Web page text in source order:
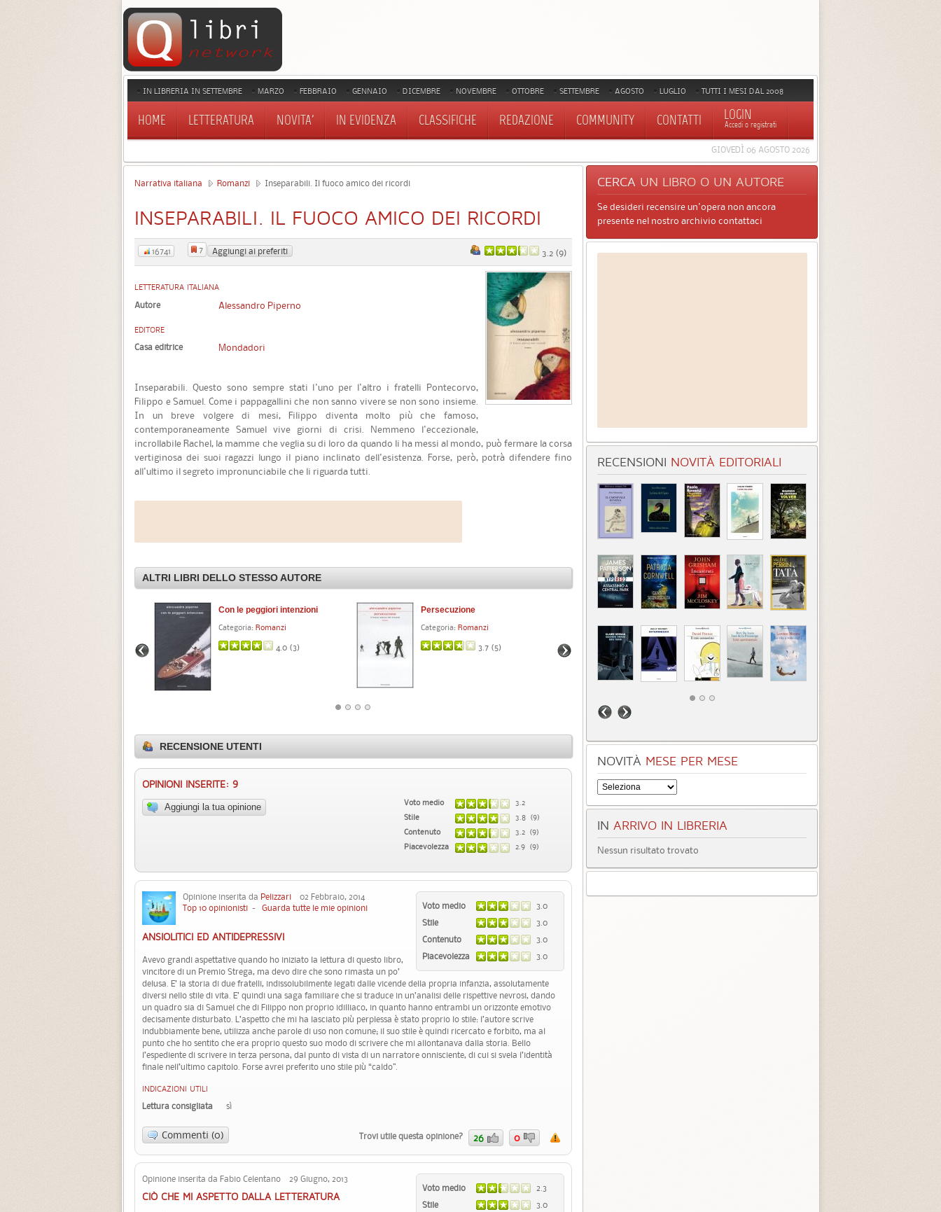
IN LIBRERIA IN SETTEMBRE MARZO FEBBRAIO GENNAIO DICEMBRE NOVEMBRE OTTOBRE SETTEMBRE AGOSTO LUGLIO TUTTI I MESI DAL 2008
HOME LETTERATURA NOVITA' IN EVIDENZA CLASSIFICHE REDAZIONE COMMUNITY CONTATTI LOGIN
Accedi o registrati
GIOVEDÌ 06 AGOSTO 2026
Narrativa italiana Romanzi Inseparabili. Il fuoco amico dei ricordi
INSEPARABILI. IL FUOCO AMICO DEI RICORDI
3.2 (9)
16741 7 Aggiungi ai preferiti
LETTERATURA ITALIANA
Autore Alessandro Piperno
EDITORE
Casa editrice Mondadori
Inseparabili. Questo sono sempre stati l'uno per l'altro i fratelli Pontecorvo,
Filippo e Samuel. Come i pappagallini che non sanno vivere se non sono insieme.
In un breve volgere di mesi, Filippo diventa molto più che famoso,
contemporaneamente Samuel vive giorni di crisi. Nemmeno l'eccezionale,
incrollabile Rachel, la mamme che veglia su di loro da quando li ha messi al mondo, può fermare la corsa
vertiginosa dei suoi ragazzi lungo il piano inclinato dell'esistenza. Forse, però, potrà difendere fino
all'ultimo il segreto impronunciabile che li riguarda tutti.
ALTRI LIBRI DELLO STESSO AUTORE
Con le peggiori intenzioni
Categoria: Romanzi
4.0 (3)
Persecuzione
Categoria: Romanzi
3.7 (5)
Dove la storia finisce
Categoria:Romanzi
4.5
3.8 (
5)
RECENSIONE UTENTI
OPINIONI INSERITE: 9
Aggiungi la tua opinione Voto medio
3.2
Stile
3.8 (9)
Contenuto
3.2 (9)
Piacevolezza
2.9 (9)
Voto medio
3.0
Stile
3.0
Contenuto
3.0
Piacevolezza
3.0
Opinione inserita da Pelizzari 02 Febbraio, 2014
Top 10 opinionisti - Guarda tutte le mie opinioni
ANSIOLITICI ED ANTIDEPRESSIVI
Avevo grandi aspettative quando ho iniziato la lettura di questo libro,
vincitore di un Premio Strega, ma devo dire che sono rimasta un po’
delusa. E’ la storia di due fratelli, indissolubilmente legati dalle vicende della propria infanzia, assolutamente
diversi nello stile di vita. E’ quindi una saga familiare che si traduce in un’analisi delle rispettive nevrosi, dando
un quadro sia di Samuel che di Filippo non proprio idilliaco, in quanto hanno entrambi un orizzonte emotivo
decisamente disturbato. L’aspetto che mi ha lasciato più perplessa è stato proprio lo stile: l’autore scrive
indubbiamente bene, utilizza anche parole di uso non comune; il suo stile è quindi ricercato e forbito, ma al
punto che ho sentito che era proprio questo suo modo di scrivere che mi allontanava dalla storia. Bello
l’espediente di scrivere in terza persona, dal punto di vista di un narratore onnisciente, di cui si svela l’identità
finale nell’ultimo capitolo. Forse avrei preferito uno stile più “caldo”.
INDICAZIONI UTILI
Lettura consigliata sì
Commenti (0) Trovi utile questa opinione? 26 0
Voto medio
2.3
Stile
3.0
Opinione inserita da Fabio Celentano 29 Giugno, 2013
CIÒ CHE MI ASPETTO DALLA LETTERATURA
CERCA UN LIBRO O UN AUTORE
Se desideri recensire un'opera non ancora
presente nel nostro archivio contattaci
RECENSIONI NOVITÀ EDITORIALI
NOVITÀ MESE PER MESE
IN ARRIVO IN LIBRERIA
Nessun risultato trovato